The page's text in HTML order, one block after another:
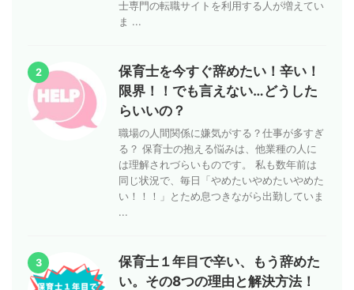
士専門の転職サイトを利用する人が増えてい
ま ...
2
保育士を今すぐ辞めたい！辛い！
限界！！でも言えない…どうした
らいいの？
職場の人間関係に嫌気がする？仕事が多すぎ
る？ 保育士の抱える悩みは、他業種の人に
は理解されづらいものです。 私も数年前は
同じ状況で、毎日「やめたいやめたいやめた
い！！！」とため息つきながら出勤していま
...
3
保育士１年目で辛い、もう辞めた
い。その8つの理由と解決方法！